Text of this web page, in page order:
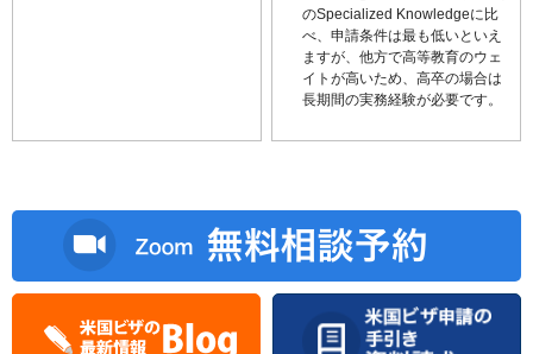
のSpecialized Knowledgeに比
べ、申請条件は最も低いといえ
ますが、他方で高等教育のウェ
イトが高いため、高卒の場合は
長期間の実務経験が必要です。